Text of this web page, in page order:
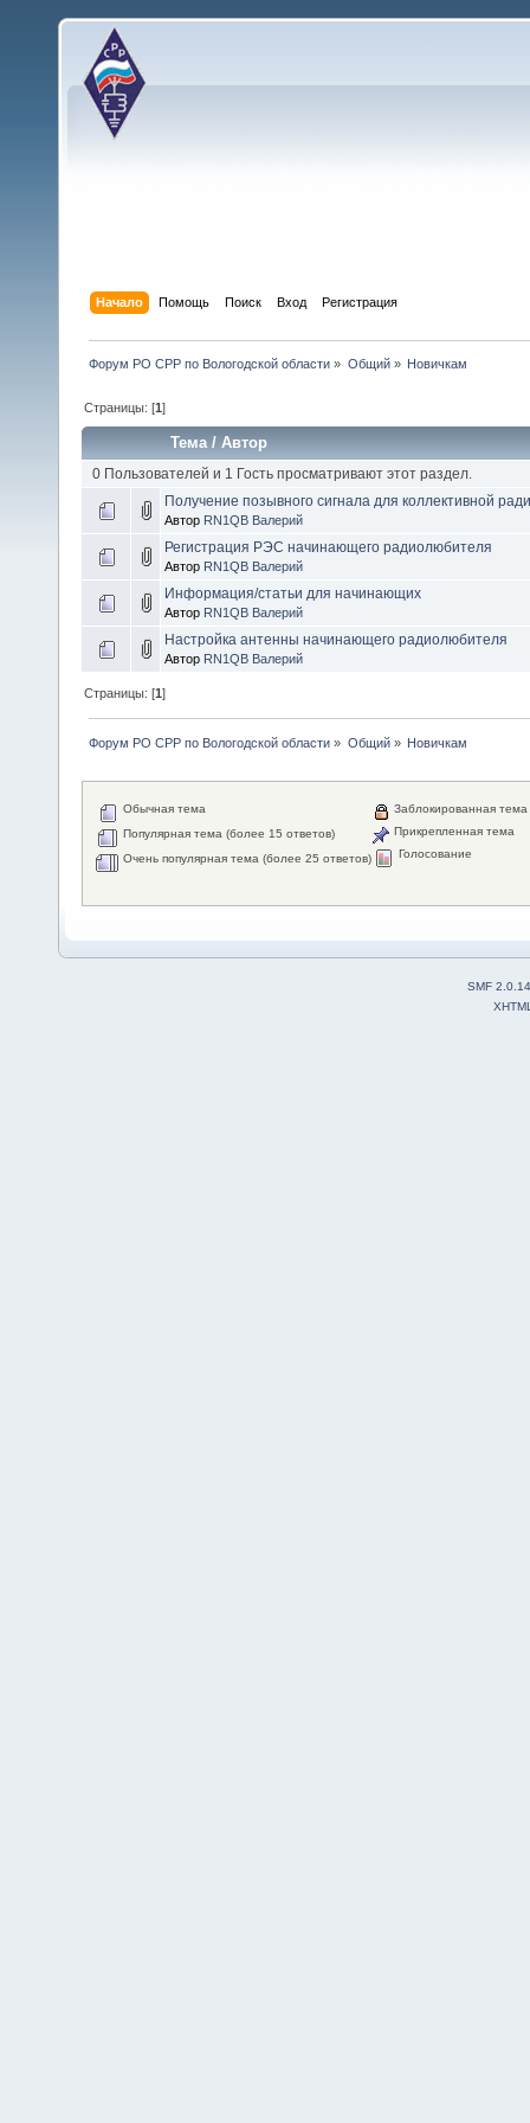
Начало Помощь Поиск Вход Регистрация
Форум РО СРР по Вологодской области » Общий» Новичкам
Страницы: [1]
Тема/Автор
0 Пользователей и 1 Гость просматривают этот раздел.
Получение позывного сигнала для коллективной
Автор RN1QB Валерий
Регистрация РЭС начинающего радиолюбителя
Автор RN1QB Валерий
Информация/статьи для начинающих
Автор RN1QB Валерий
Настройка антенны начинающего радиолюбителя
Автор RN1QB Валерий
Страницы: [1]
Форум РО СРР по Вологодской области » Общий» Новичкам
Обычная тема
Популярная тема (более 15 ответов)
Очень популярная тема (более 25 ответов)
Заблокированная тема
Прикрепленная тема
Голосование
SMF 2.0.14